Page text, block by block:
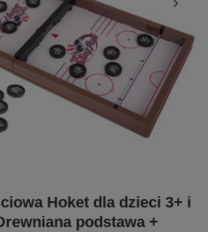
Hoket dla dzieci 3+ i
podstawa +